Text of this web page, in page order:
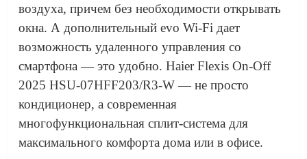
воздуха, причем без необходимости открывать
окна. А дополнительный evo Wi-Fi дает
возможность удаленного управления со
смартфона — это удобно. Haier Flexis On-Off
2025 HSU-07HFF203/R3-W — не просто
кондиционер, а современная
многофункциональная сплит-система для
максимального комфорта дома или в офисе.